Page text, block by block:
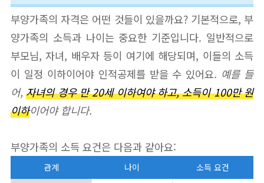
부양가족의 자격은 어떤 것들이 있을까요? 기본적으로, 부
양가족의 소득과 나이는 중요한 기준입니다. 일반적으로
부모님, 자녀, 배우자 등이 여기에 해당되며, 이들의 소득
이 일정 이하이어야 인적공제를 받을 수 있어요. 예를 들
어,자녀의 경우 만 20세 이하여야 하고, 소득이 100만 원
이하이어야 합니다.
부양가족의 소득 요건은 다음과 같아요:
관계 나이
소득 요건